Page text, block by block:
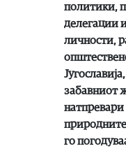
политики,
делегации
личности,
забавниот
натпревари
го